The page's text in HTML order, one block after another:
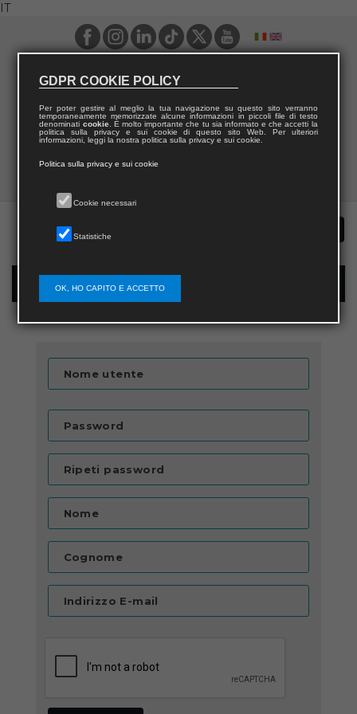
IT
Registrazione nuovo utente per acquisti sul sito
Nome utente
Password
Ripeti password
Nome
Cognome
Indirizzo E-mail
GDPR COOKIE POLICY
Per poter gestire al meglio la tua navigazione su questo sito verranno
temporaneamente memorizzate alcune informazioni in piccoli file di testo
denominati cookie. È molto importante che tu sia informato e che accetti la
politica sulla privacy e sui cookie di questo sito Web. Per ulteriori
informazioni, leggi la nostra politica sulla privacy e sui cookie.
Politica sulla privacy e sui cookie
Cookie necessari
Statistiche
OK, HO CAPITO E ACCETTO